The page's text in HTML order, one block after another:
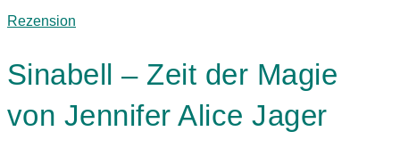
Rezension
Sinabell – Zeit der Magie
von Jennifer Alice Jager